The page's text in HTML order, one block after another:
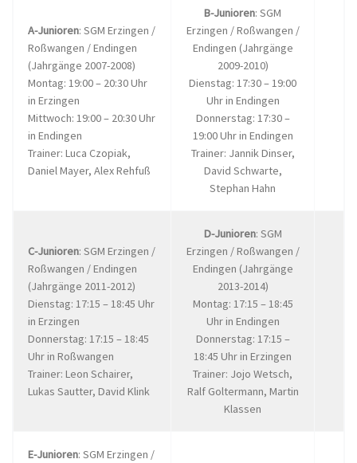
A-Junioren: SGM Erzingen /
Roßwangen / Endingen
(Jahrgänge 2007-2008)
Montag: 19:00 – 20:30 Uhr
in Erzingen
Mittwoch: 19:00 – 20:30 Uhr
in Endingen
Trainer: Luca Czopiak,
Daniel Mayer, Alex Rehfuß
B-Junioren: SGM
Erzingen / Roßwangen /
Endingen (Jahrgänge
2009-2010)
Dienstag: 17:30 – 19:00
Uhr in Endingen
Donnerstag: 17:30 –
19:00 Uhr in Endingen
Trainer: Jannik Dinser,
David Schwarte,
Stephan Hahn
C-Junioren: SGM Erzingen /
Roßwangen / Endingen
(Jahrgänge 2011-2012)
Dienstag: 17:15 – 18:45 Uhr
in Erzingen
Donnerstag: 17:15 – 18:45
Uhr in Roßwangen
Trainer: Leon Schairer,
Lukas Sautter, David Klink
D-Junioren: SGM
Erzingen / Roßwangen /
Endingen (Jahrgänge
2013-2014)
Montag: 17:15 – 18:45
Uhr in Endingen
Donnerstag: 17:15 –
18:45 Uhr in Erzingen
Trainer: Jojo Wetsch,
Ralf Goltermann, Martin
Klassen
E-Junioren: SGM Erzingen /